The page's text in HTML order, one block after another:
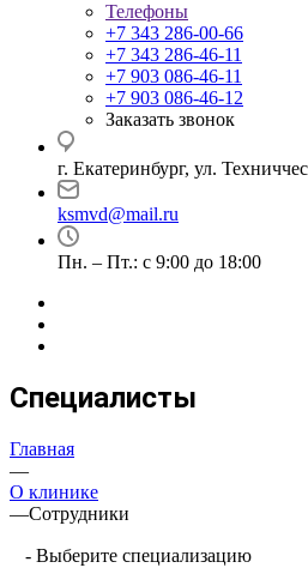
Телефоны
+7 343 286-00-66
+7 343 286-46-11
+7 903 086-46-11
+7 903 086-46-12
Заказать звонок
г. Екатеринбург, ул.
ksmvd@mail.ru
Пн. – Пт.: с 9:00 до 18:00
Специалисты
Главная
—
О клинике
—Сотрудники
- Выберите специализацию